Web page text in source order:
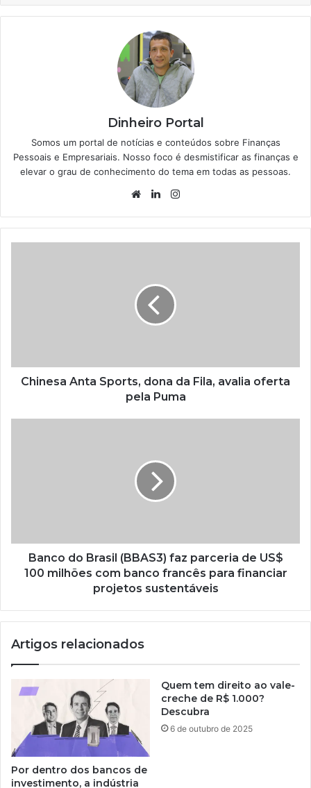
Dinheiro Portal
Somos um portal de notícias e conteúdos sobre Finanças
Pessoais e Empresariais. Nosso foco é desmistificar as finanças e
elevar o grau de conhecimento do tema em todas as pessoas.
WebsiteLinkedin
Chinesa Anta Sports, dona da Fila, avalia oferta
pela Puma
Banco do Brasil (BBAS3) faz parceria de US$
100 milhões com banco francês para financiar
projetos sustentáveis
Artigos relacionados
Por dentro dos bancos de
investimento, a indústria
Quem tem direito ao vale-
creche de R$ 1.000?
Descubra
6 de outubro de 2025